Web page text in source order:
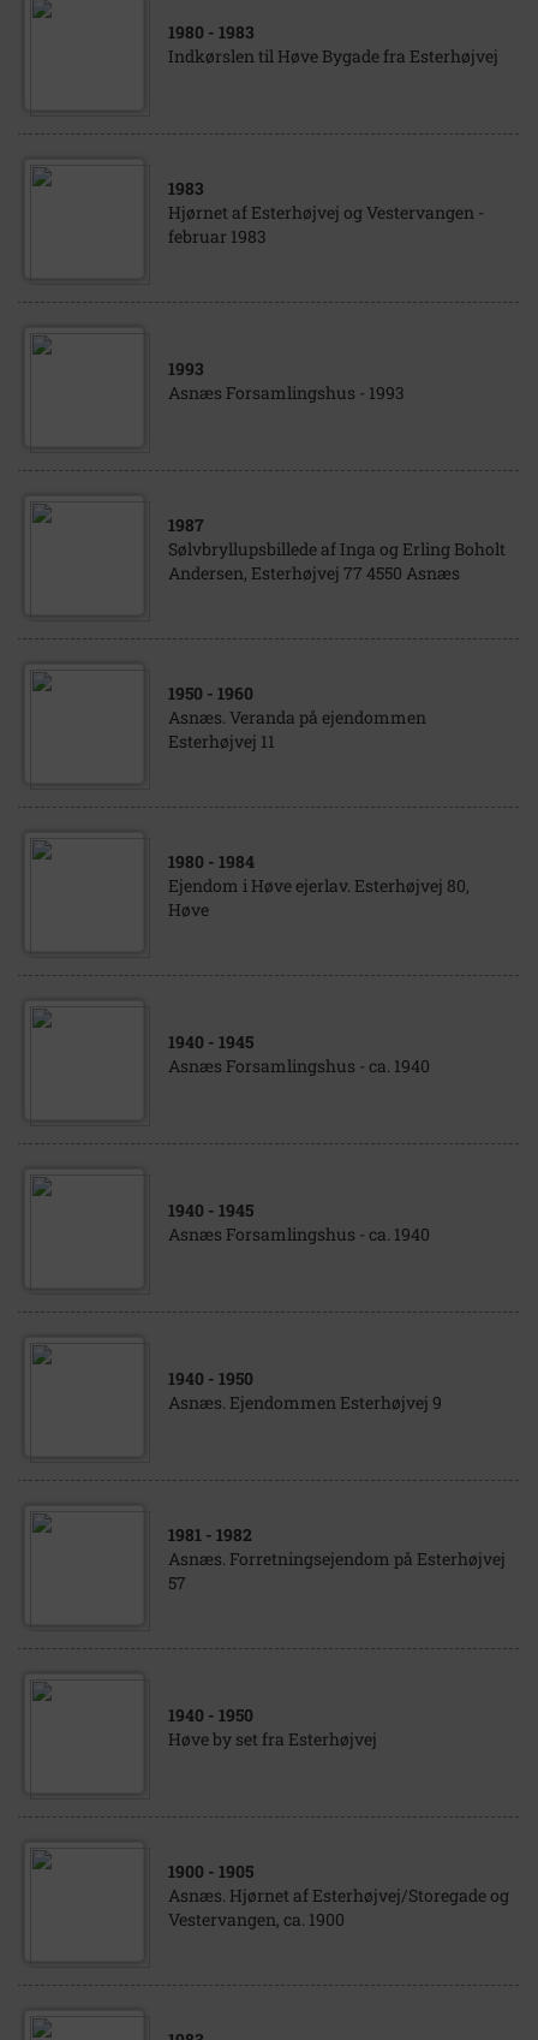
1980 - 1983
Indkørslen til Høve Bygade fra Esterhøjvej
1983
Hjørnet af Esterhøjvej og Vestervangen -
februar 1983
1993
Asnæs Forsamlingshus - 1993
1987
Sølvbryllupsbillede af Inga og Erling Boholt
Andersen, Esterhøjvej 77 4550 Asnæs
1950 - 1960
Asnæs. Veranda på ejendommen
Esterhøjvej 11
1980 - 1984
Ejendom i Høve ejerlav. Esterhøjvej 80,
Høve
1940 - 1945
Asnæs Forsamlingshus - ca. 1940
1940 - 1945
Asnæs Forsamlingshus - ca. 1940
1940 - 1950
Asnæs. Ejendommen Esterhøjvej 9
1981 - 1982
Asnæs. Forretningsejendom på Esterhøjvej
57
1940 - 1950
Høve by set fra Esterhøjvej
1900 - 1905
Asnæs. Hjørnet af Esterhøjvej/Storegade og
Vestervangen, ca. 1900